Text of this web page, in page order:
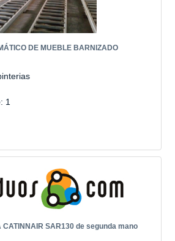
DE MUEBLE BARNIZADO
1
SAR130 de segunda mano